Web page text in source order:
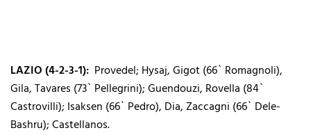
LAZIO (4-2-3-1): Provedel; Hysaj, Gigot (66` Romagnoli),
Gila, Tavares (73` Pellegrini); Guendouzi, Rovella (84`
Castrovilli); Isaksen (66` Pedro), Dia, Zaccagni (66` Dele-
Bashru); Castellanos.